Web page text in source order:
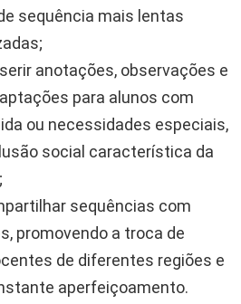
sequência mais lentas
anotações, observações e
para alunos com
ou necessidades especiais,
social característica da
sequências com
promovendo a troca de
de diferentes regiões e
aperfeiçoamento.